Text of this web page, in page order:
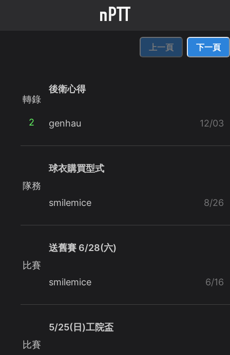
上一頁 下一頁
轉錄
2
後衛心得
genhau 12/03
隊務
球衣購買型式
smilemice 8/26
比賽
送舊賽 6/28(六)
smilemice 6/16
比賽
5/25(日)工院盃